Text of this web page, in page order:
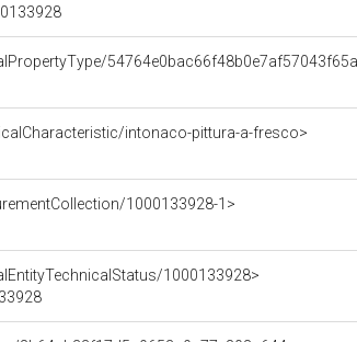
intonaco-pittura-a-fresco>
1000133928-1>
1000133928>